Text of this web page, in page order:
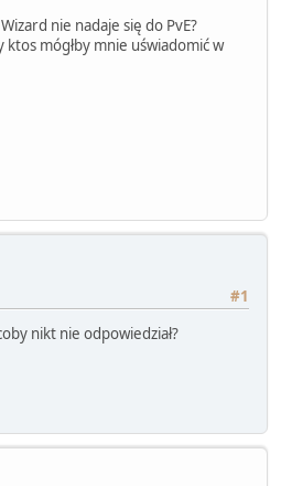
nie nadaje się do PvE?
mógłby mnie uświadomić w
#1
nikt nie odpowiedział?